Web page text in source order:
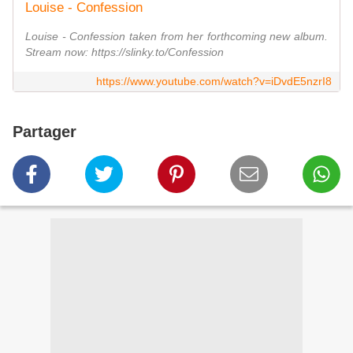
Louise - Confession
Louise - Confession taken from her forthcoming new album.
Stream now: https://slinky.to/Confession
https://www.youtube.com/watch?v=iDvdE5nzrI8
Partager